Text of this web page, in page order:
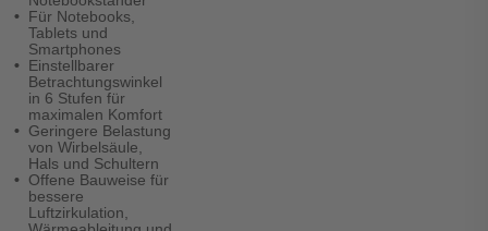
Für Notebooks,
Tablets und
Smartphones
Einstellbarer
Betrachtungswinkel
in 6 Stufen für
maximalen Komfort
Geringere Belastung
von Wirbelsäule,
Hals und Schultern
Offene Bauweise für
bessere
Luftzirkulation,